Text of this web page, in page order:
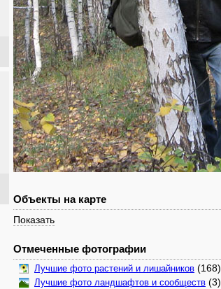
Объекты на карте
Показать
Отмеченные фотографии
Лучшие фото растений и лишайников (168)
Лучшие фото ландшафтов и сообществ (3)